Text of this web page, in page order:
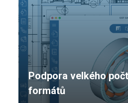
Podpora velkého
formátů